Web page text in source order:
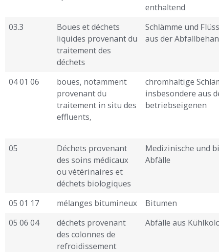
enthaltend
03.3
Boues et déchets
liquides provenant du
traitement des
déchets
Schlämme und
aus der
04 01 06
boues, notamment
provenant du
traitement in situ des
effluents,
chromhaltige
insbesondere aus
betriebseigenen
05
Déchets provenant
des soins médicaux
ou vétérinaires et
déchets biologiques
Medizinische und
Abfälle
05 01 17 mélanges bitumineux
Bitumen
05 06 04
déchets provenant
des colonnes de
refroidissement
Abfälle aus